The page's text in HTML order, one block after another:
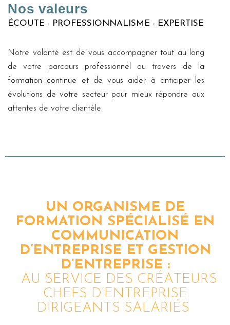
Nos valeurs
ÉCOUTE - PROFESSIONNALISME - EXPERTISE
Notre volonté est de vous accompagner tout au long
de votre parcours professionnel au travers de la
formation continue et de vous aider à anticiper les
évolutions de votre secteur pour mieux répondre aux
attentes de votre clientèle.
UN ORGANISME DE
FORMATION SPÉCIALISÉ EN
COMMUNICATION
D’ENTREPRISE ET GESTION
D’ENTREPRISE :
AU SERVICE DES CRÉATEURS
CHEFS D’ENTREPRISE
DIRIGEANTS SALARIÉS